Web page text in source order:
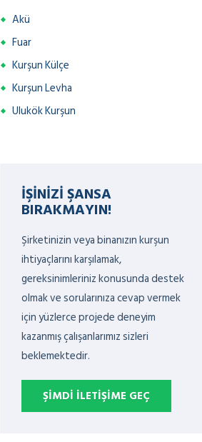
Akü
Fuar
Kurşun Külçe
Kurşun Levha
Ulukök Kurşun
İŞINIZI ŞANSA
BIRAKMAYIN!
Şirketinizin veya binanızın kurşun
ihtiyaçlarını karşılamak,
gereksinimleriniz konusunda destek
olmak ve sorularınıza cevap vermek
için yüzlerce projede deneyim
kazanmış çalışanlarımız sizleri
beklemektedir.
ŞIMDI İLETIŞIME GEÇ